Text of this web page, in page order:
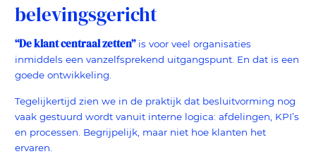
belevingsgericht
“De klant centraal zetten”is voor veel organisaties
inmiddels een vanzelfsprekend uitgangspunt. En dat is een
goede ontwikkeling.
Tegelijkertijd zien we in de praktijk dat besluitvorming nog
vaak gestuurd wordt vanuit interne logica: afdelingen, KPI’s
en processen. Begrijpelijk, maar niet hoe klanten het
ervaren.